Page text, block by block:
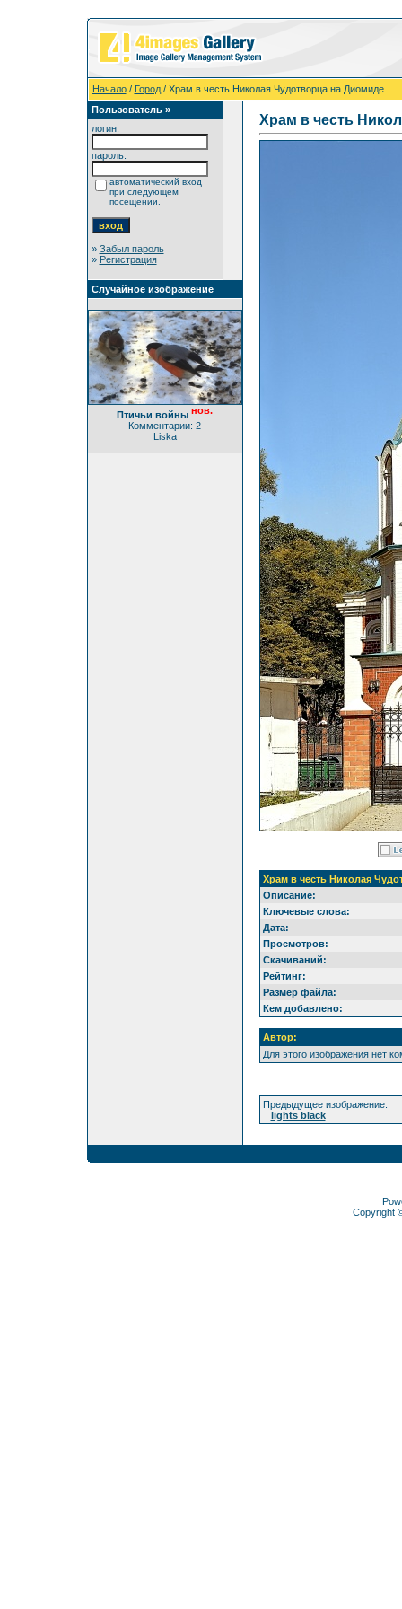
Начало/ Город/ Храм в честь Николая Чудотворца на Диомиде
Пользователь »
логин:
пароль:
автоматический вход
при следующем
посещении.
» Забыл пароль
» Регистрация
Случайное изображение
Птичьи войны нов.
Комментарии: 2
Liska
Храм в честь
Храм в честь Николая
Описание:
Ключевые слова:
Дата:
Просмотров:
Скачиваний:
Рейтинг:
Размер файла:
Кем добавлено:
Автор:
Для этого изображения нет
Предыдущее изображение:
lights black
Copyright